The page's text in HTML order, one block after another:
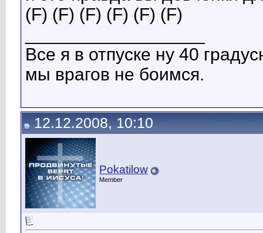
(F) (F) (F) (F) (F) (F)
Все я в отпуске ну 40
мы врагов не боимся.
12.12.2008, 10:10
Pokatilow
Member